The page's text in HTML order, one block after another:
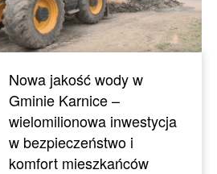
Nowa jakość wody w
Gminie Karnice –
wielomilionowa inwestycja
w bezpieczeństwo i
komfort mieszkańców